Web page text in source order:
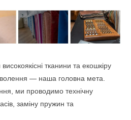
тканини та екошкіру
— наша головна мета.
ми проводимо технічну
заміну пружин та